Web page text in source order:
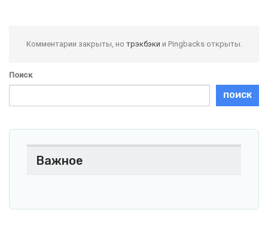
Комментарии закрыты, но трэкбэки и Pingbacks открыты.
Поиск
ПОИСК
Важное